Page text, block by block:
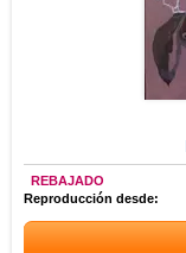
REBAJADO
Reproducción desde: